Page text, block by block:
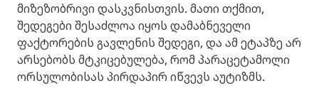
მიზეზობრივი დასკვნისთვის. მათი თქმით,
შედეგები შესაძლოა იყოს დამაბნეველი
ფაქტორების გავლენის შედეგი, და ამ ეტაპზე არ
არსებობს მტკიცებულება, რომ პარაცეტამოლი
ორსულობისას პირდაპირ იწვევს აუტიზმს.